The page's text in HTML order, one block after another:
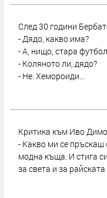
След 30 години
- Дядо, какво има?
- А, нищо, стара
- Коляното ли, дядо?
- Не. Хемороиди...
Критика към Иво
- Какво ми се
модна къща. И стига
за света и за